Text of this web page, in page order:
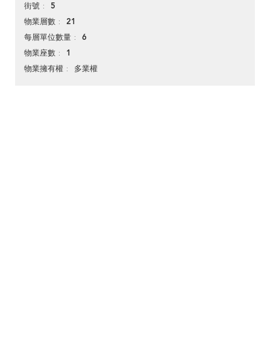
街號 5
物業層數 21
每層單位數量 6
物業座數 1
物業擁有權 多業權